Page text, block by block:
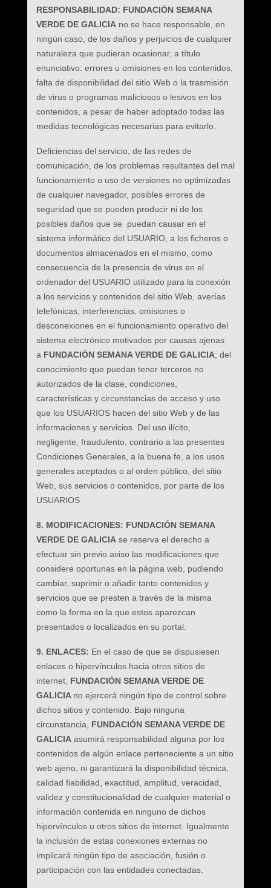
RESPONSABILIDAD: FUNDACIÓN SEMANA
VERDE DE GALICIA no se hace responsable, en
ningún caso, de los daños y perjuicios de cualquier
naturaleza que pudieran ocasionar, a título
enunciativo: errores u omisiones en los contenidos,
falta de disponibilidad del sitio Web o la trasmisión
de virus o programas maliciosos o lesivos en los
contenidos, a pesar de haber adoptado todas las
medidas tecnológicas necesarias para evitarlo.
Deficiencias del servicio, de las redes de
comunicación, de los problemas resultantes del mal
funcionamiento o uso de versiones no optimizadas
de cualquier navegador, posibles errores de
seguridad que se pueden producir ni de los
posibles daños que se puedan causar en el
sistema informático del USUARIO, a los ficheros o
documentos almacenados en el mismo, como
consecuencia de la presencia de virus en el
ordenador del USUARIO utilizado para la conexión
a los servicios y contenidos del sitio Web, averías
telefónicas, interferencias, omisiones o
desconexiones en el funcionamiento operativo del
sistema electrónico motivados por causas ajenas
a FUNDACIÓN SEMANA VERDE DE GALICIA; del
conocimiento que puedan tener terceros no
autorizados de la clase, condiciones,
características y circunstancias de acceso y uso
que los USUARIOS hacen del sitio Web y de las
informaciones y servicios. Del uso ilícito,
negligente, fraudulento, contrario a las presentes
Condiciones Generales, a la buena fe, a los usos
generales aceptados o al orden público, del sitio
Web, sus servicios o contenidos, por parte de los
USUARIOS
8. MODIFICACIONES: FUNDACIÓN SEMANA
VERDE DE GALICIA se reserva el derecho a
efectuar sin previo aviso las modificaciones que
considere oportunas en la página web, pudiendo
cambiar, suprimir o añadir tanto contenidos y
servicios que se presten a través de la misma
como la forma en la que estos aparezcan
presentados o localizados en su portal.
9. ENLACES: En el caso de que se dispusiesen
enlaces o hipervínculos hacia otros sitios de
internet, FUNDACIÓN SEMANA VERDE DE
GALICIA no ejercerá ningún tipo de control sobre
dichos sitios y contenido. Bajo ninguna
circunstancia, FUNDACIÓN SEMANA VERDE DE
GALICIA asumirá responsabilidad alguna por los
contenidos de algún enlace perteneciente a un sitio
web ajeno, ni garantizará la disponibilidad técnica,
calidad fiabilidad, exactitud, amplitud, veracidad,
validez y constitucionalidad de cualquier material o
información contenida en ninguno de dichos
hipervínculos u otros sitios de internet. Igualmente
la inclusión de estas conexiones externas no
implicará ningún tipo de asociación, fusión o
participación con las entidades conectadas.